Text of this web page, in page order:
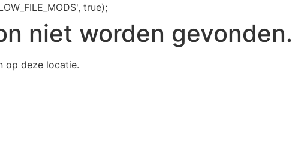
true);
niet worden gevonden.
op deze locatie.